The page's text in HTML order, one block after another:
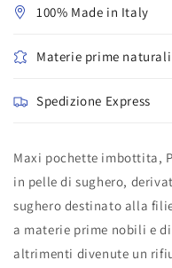
100% Made in Italy
Materie prime
Spedizione Express
Maxi pochette imbottita,
in pelle di sughero,
sughero destinato alla
a materie prime nobili e
altrimenti divenute un